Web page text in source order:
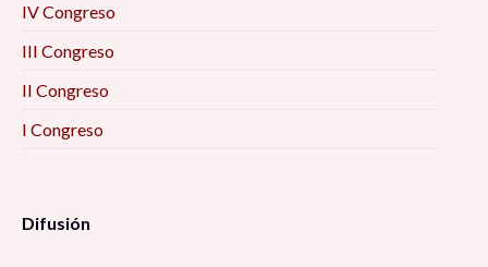
IV Congreso
III Congreso
II Congreso
I Congreso
Difusión